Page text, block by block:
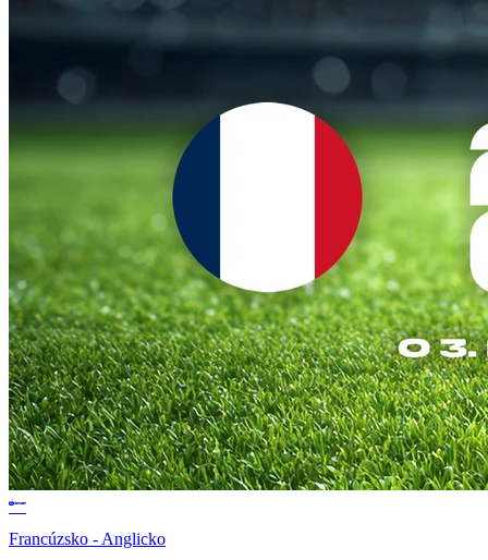
Francúzsko - Anglicko